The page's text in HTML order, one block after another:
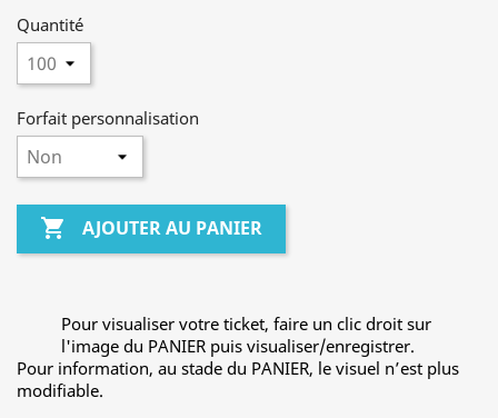
Quantité
Forfait personnalisation
 AJOUTER AU PANIER
Pour visualiser votre ticket, faire un clic droit sur
l'image du PANIER puis visualiser/enregistrer.
Pour information, au stade du PANIER, le visuel n’est plus
modifiable.